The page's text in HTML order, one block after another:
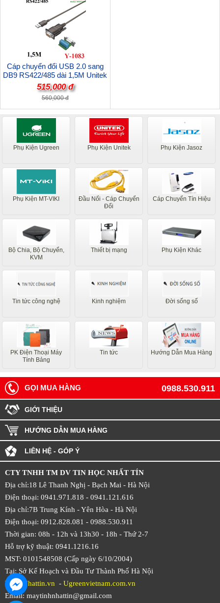
Cáp chuyển đổi USB 2.0 sang
DB9 RS422/485 dài 1,5M Unitek
Y-1083 cao cấp
515,000 đ
560,000 đ
Phụ Kiện Ugreen Phụ Kiện Unitek Phụ Kiện Jasoz
Phụ Kiện MT-VIKI
Đầu Nối - Cáp Chuyển
Đổi
Cáp Chuyển Tín Hiệu
Bộ Chia, Bộ Chuyển,
KVM
Thiết bị mạng Phụ Kiện Khác
Tin tức công nghệ Kinh nghiệm Đời sống số
PK Điện Thoại Máy
Tính Bảng
Tin tức Hướng Dẫn Mua Hàng
0988.530.911
GỌI MUA HÀNG
GIỚI THIỆU
HƯỚNG DẪN MUA HÀNG
LIÊN HỆ - GÓP Ý
CTY TNHH TM DV TIN HỌC NHẤT TÍN
Địa chỉ:18 Lê Thanh Nghị - Bạch Mai - Hà Nội
Điện thoại: 0941.971.818 - 0941.121.616
Địa chỉ:7B Trung Kính - Yên Hòa - Hà Nội
Điện thoại: 0912.828.081 - 0988.530.911
Thời gian: 08h - 12h và 13h30 - 18h - Thứ 2-7
Hỗ trợ kỹ thuật: 0941.1216.16
MST: 0101548508 (Cấp ngày 6/10/2004)
Tại: Sở Kế Hoạch và Đầu Tư Thành Phố Hà Nội
Web:Nhattin.vn - Ugreenvietnam.com.vn
Email: maytinhnhattin@gmail.com